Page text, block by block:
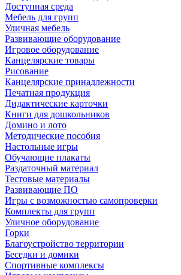
Доступная среда
Мебель для групп
Уличная мебель
Развивающие оборудование
Игровое оборудование
Канцелярские товары
Рисование
Канцелярские принадлежности
Печатная продукция
Дидактические карточки
Книги для дошкольников
Домино и лото
Методические пособия
Настольные игры
Обучающие плакаты
Раздаточный материал
Тестовые материалы
Развивающие ПО
Игры с возможностью самопроверки
Комплекты для групп
Уличное оборудование
Горки
Благоустройство территории
Беседки и домики
Спортивные комплексы